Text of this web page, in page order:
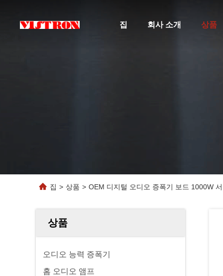
집 회사 소개 상품
집 > 상품 > OEM 디지털 오디오 증폭기 보드 1000W
상품
오디오 능력 증폭기
홈 오디오 앰프